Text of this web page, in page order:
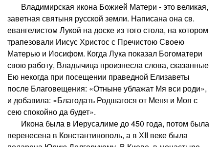
Владимирская икона Божией Матери - это великая,
заветная святыня русской земли. Написана она св.
евангелистом Лукой на доске из того стола, на котором
трапезовали Иисус Христос с Пречистою Своею
Матерью и Иосифом. Когда Лука показал Богоматери
свою работу, Владычица произнесла слова, сказанные
Ею некогда при посещении праведной Елизаветы
после Благовещения: «Отныне ублажат Мя вси роди»,
и добавила: «Благодать Родшагося от Меня и Моя с
сею спокойно да будет».
Икона была в Иерусалиме до 450 года, потом была
перенесена в Константинополь, а в ХII веке была